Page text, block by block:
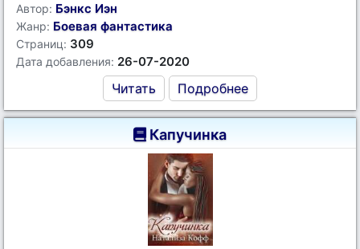
Автор: Бэнкс Иэн
Жанр: Боевая фантастика
Страниц: 309
Дата добавления: 26-07-2020
Читать Подробнее
Капучинка